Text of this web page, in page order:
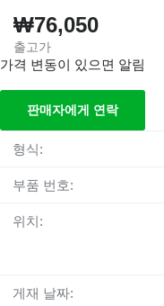
₩76,050
출고가
가격 변동이 있으면 알림
판매자에게 연락
형식:
부품 번호:
위치:
게재 날짜: